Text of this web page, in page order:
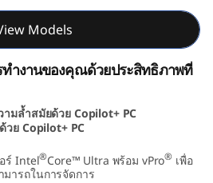
Models
ทำงานของคุณด้วยประสิทธิภาพที่
มล้ำสมัยด้วย Copilot+ PC
วย Copilot+ PC
ร์ Intel®Core™ Ultra พร้อม vPro® เพื่อ
ารถในการจัดการ